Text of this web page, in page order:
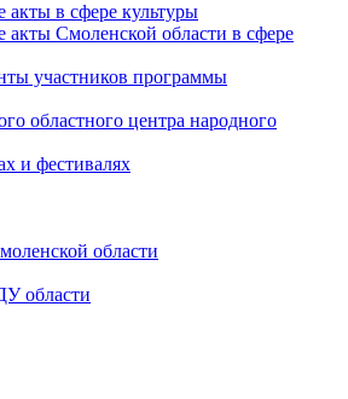
в сфере культуры
Смоленской области в сфере
участников программы
областного центра народного
и фестивалях
области
области